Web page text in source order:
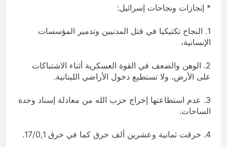
* إنجازات ونجاحات إسرائيل:
1. النجاح تكتيكيا في قتل المدنيين وتدمير المؤسسات
الإنسانية،
2. الوهن والضعف في القوة العسكرية أثناء الاشتباكات
على الأرض، ولا تستطيع دخول الأراضي اللبنانية.
3. عدم استطاعتها إخراج حزب الله من معادلة إسناد وحدة
الساحات.
4. خرقت ثمانية وعشرين ألف خرق كما في خرق 17/0,1.